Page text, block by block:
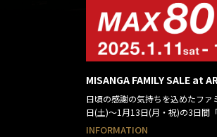
MISANGA FAMILY SALE at
日頃の感謝の気持ちを込めたファ
日(土)〜1月13日(月・祝)の3日間「
INFORMATION